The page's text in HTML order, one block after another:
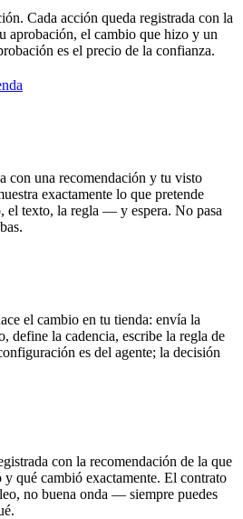
Cada acción queda registrada con la
aprobación, el cambio que hizo y un
es el precio de la confianza.
con una recomendación y tu visto
exactamente lo que pretende
el texto, la regla — y espera. No pasa
el cambio en tu tienda: envía la
define la cadencia, escribe la regla de
es del agente; la decisión
con la recomendación de la que
qué cambió exactamente. El contrato
no buena onda — siempre puedes